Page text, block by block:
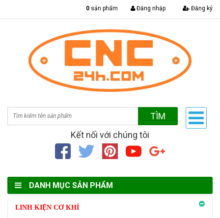
0 sản phẩm Đăng nhập Đăng ký
TÌM
Kết nối với chúng tôi
DANH MỤC SẢN PHẨM
LINH KIỆN CƠ KHÍ